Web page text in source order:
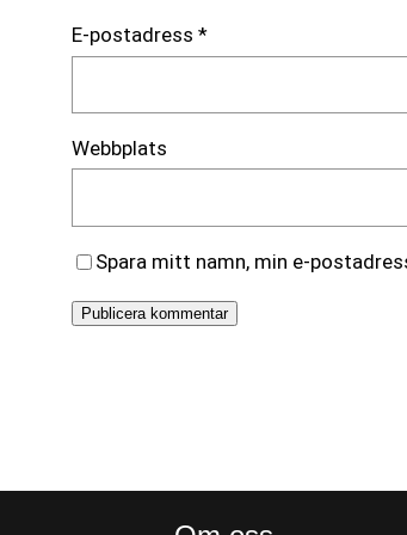
E-postadress *
Webbplats
Spara mitt namn, min e-